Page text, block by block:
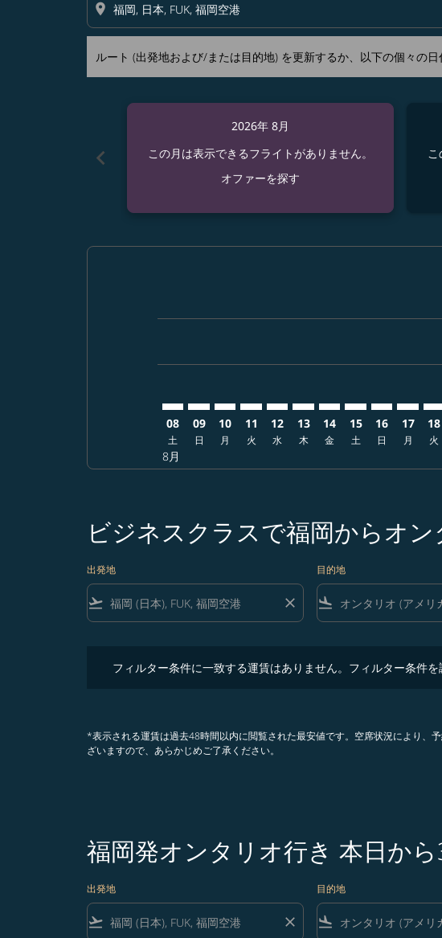
location_on
ルート (出発地および/または目的地) を更新するか、以下の個々の
chevron_left
2026年 8月
この月は表示できるフライトがありません。
オファーを探す
こ
08
土
8月
09
日
10
月
11
火
12
水
13
木
14
金
15
土
16
日
17
月
18
火
ビジネスクラスで福岡からオ
出発地
flight_takeoff close
目的地
flight_land
フィルター条件に一致する運賃はありません。フィルター条件を
*表示される運賃は過去48時間以内に閲覧された最安値です。空席状況により、
ざいますので、あらかじめご了承ください。
福岡発オンタリオ行き 本日か
出発地
flight_takeoff close
目的地
flight_land